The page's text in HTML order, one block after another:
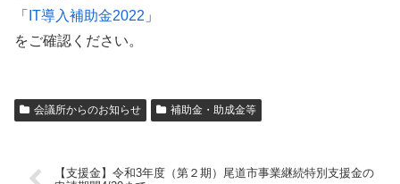
「 IT導入補助金2022 」
をご確認ください。
会議所からのお知らせ 補助金・助成金等
【支援金】令和3年度（第２期）尾道市事業継続特別支援金の